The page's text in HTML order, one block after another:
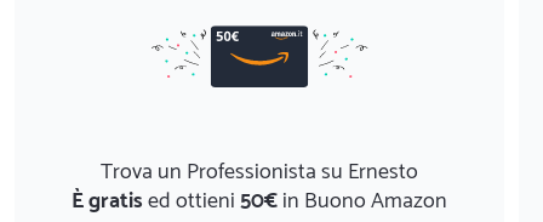
Trova un Professionista su Ernesto
È gratised ottieni50€in Buono Amazon